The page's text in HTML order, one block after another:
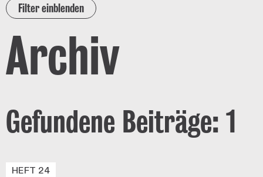
Filter einblenden
Archiv
Gefundene Beiträge: 1
HEFT 24